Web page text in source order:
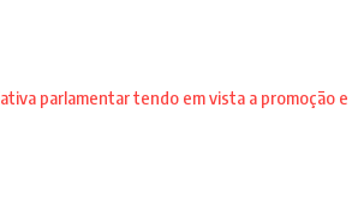
parlamentar tendo em vista a promoção e